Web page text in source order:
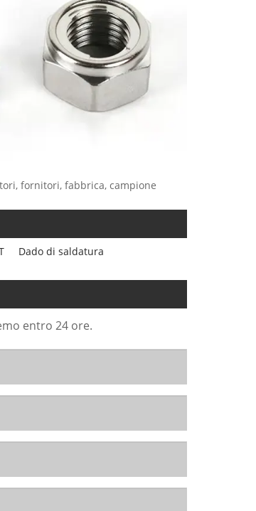
fornitori, fabbrica, campione
Dado di saldatura
entro 24 ore.